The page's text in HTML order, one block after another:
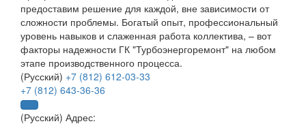
предоставим решение для каждой, вне зависимости от
сложности проблемы. Богатый опыт, профессиональный
уровень навыков и слаженная работа коллектива, – вот
факторы надежности ГК "Турбоэнергоремонт" на любом
этапе производственного процесса.
(Русский) +7 (812) 612-03-33
+7 (812) 643-36-36
(Русский) Адрес: